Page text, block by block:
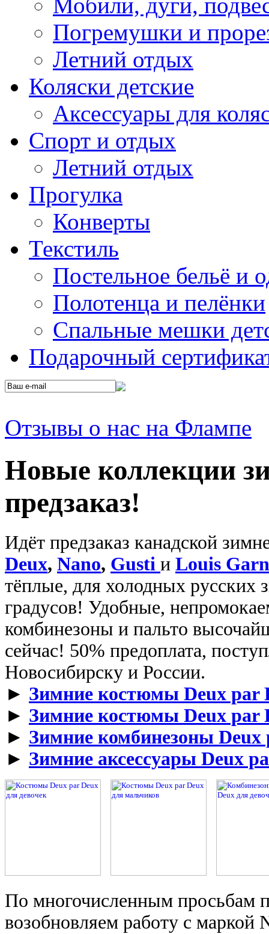
Погремушки и
Летний отдых
Коляски детские
Аксессуары для
Спорт и отдых
Летний отдых
Прогулка
Конверты
Текстиль
Постельное бельё и
Полотенца и пелёнки
Спальные мешки
Подарочный
Отзывы о нас на Флампе
Новые коллекции
предзаказ!
Идёт предзаказ канадской
Deux, Nano, Gusti и Louis
тёплые, для холодных
градусов! Удобные,
комбинезоны и пальто
сейчас! 50% предоплата,
Новосибирску и России.
► Зимние костюмы Deux par
► Зимние костюмы Deux par
► Зимние комбинезоны
► Зимние аксессуары Deux
По многочисленным просьбам
возобновляем работу с маркой